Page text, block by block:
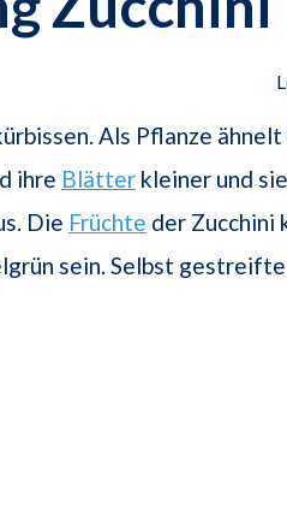
Als Pflanze ähnelt
ihre Blätter kleiner und
Die Früchte der Zucchini
sein. Selbst gestreifte